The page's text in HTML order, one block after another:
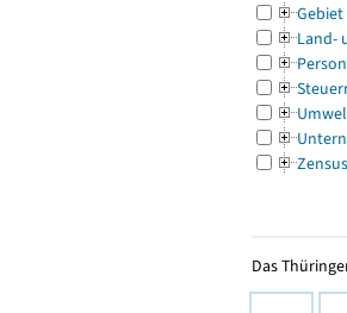
Gebiet
Land-
Zensus
Das